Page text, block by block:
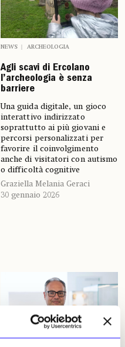
NEWS ARCHEOLOGIA
Agli scavi di Ercolano
l’archeologia è senza
barriere
Una guida digitale, un gioco
interattivo indirizzato
soprattutto ai più giovani e
percorsi personalizzati per
favorire il coinvolgimento
anche di visitatori con autismo
o difficoltà cognitive
Graziella Melania Geraci
30 gennaio 2026